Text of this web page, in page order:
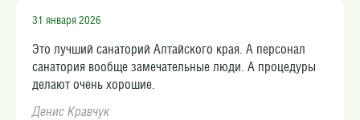
31 января 2026
Это лучший санаторий Алтайского края. А персонал
санатория вообще замечательные люди. А процедуры
делают очень хорошие.
Денис Кравчук​